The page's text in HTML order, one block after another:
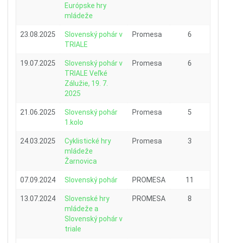
Európske hry
mládeže
23.08.2025
Slovenský pohár v
TRIALE
Promesa 6
19.07.2025
Slovenský pohár v
TRIALE Veľké
Zálužie, 19. 7.
2025
Promesa 6
21.06.2025
Slovenský pohár
1.kolo
Promesa 5
24.03.2025
Cyklistické hry
mládeže
Žarnovica
Promesa 3
07.09.2024 Slovenský pohár PROMESA 11
13.07.2024
Slovenské hry
mládeže a
Slovenský pohár v
triale
PROMESA 8